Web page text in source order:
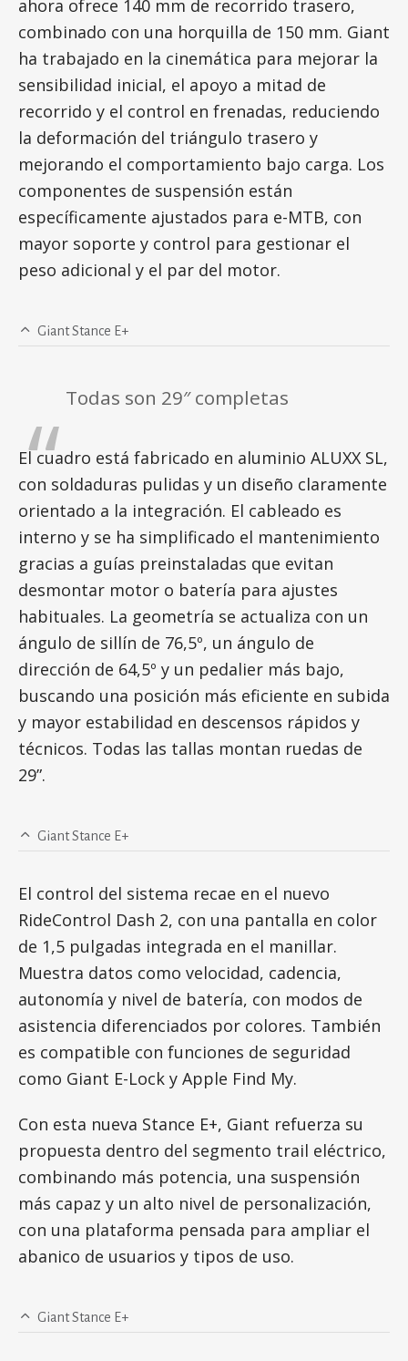
ahora ofrece 140 mm de recorrido trasero,
combinado con una horquilla de 150 mm. Giant
ha trabajado en la cinemática para mejorar la
sensibilidad inicial, el apoyo a mitad de
recorrido y el control en frenadas, reduciendo
la deformación del triángulo trasero y
mejorando el comportamiento bajo carga. Los
componentes de suspensión están
específicamente ajustados para e-MTB, con
mayor soporte y control para gestionar el
peso adicional y el par del motor.
Giant Stance E+
Todas son 29″ completas
El cuadro está fabricado en aluminio ALUXX SL,
con soldaduras pulidas y un diseño claramente
orientado a la integración. El cableado es
interno y se ha simplificado el mantenimiento
gracias a guías preinstaladas que evitan
desmontar motor o batería para ajustes
habituales. La geometría se actualiza con un
ángulo de sillín de 76,5º, un ángulo de
dirección de 64,5º y un pedalier más bajo,
buscando una posición más eficiente en subida
y mayor estabilidad en descensos rápidos y
técnicos. Todas las tallas montan ruedas de
29”.
Giant Stance E+
El control del sistema recae en el nuevo
RideControl Dash 2, con una pantalla en color
de 1,5 pulgadas integrada en el manillar.
Muestra datos como velocidad, cadencia,
autonomía y nivel de batería, con modos de
asistencia diferenciados por colores. También
es compatible con funciones de seguridad
como Giant E-Lock y Apple Find My.
Con esta nueva Stance E+, Giant refuerza su
propuesta dentro del segmento trail eléctrico,
combinando más potencia, una suspensión
más capaz y un alto nivel de personalización,
con una plataforma pensada para ampliar el
abanico de usuarios y tipos de uso.
Giant Stance E+